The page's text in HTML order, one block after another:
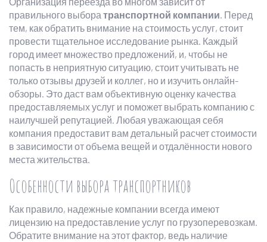
правильного выбора транспортной компании. Перед
тем, как обратить внимание на стоимость услуг, стоит
провести тщательное исследование рынка. Каждый
город имеет множество предложений, и, чтобы не
попасть в неприятную ситуацию, стоит учитывать не
только отзывы друзей и коллег, но и изучить онлайн-
обзоры. Это даст вам объективную оценку качества
предоставляемых услуг и поможет выбрать компанию с
наилучшей репутацией. Любая уважающая себя
компания предоставит вам детальный расчет стоимости
в зависимости от объема вещей и отдалённости нового
места жительства.
Особенности выбора транспортников
Как правило, надежные компании всегда имеют
лицензию на предоставление услуг по грузоперевозкам.
Обратите внимание на этот фактор, ведь наличие